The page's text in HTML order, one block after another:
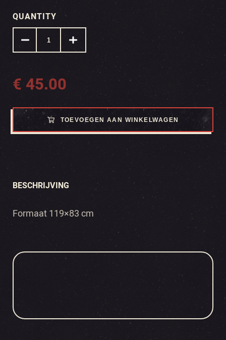
QUANTITY
€ 45.00
TOEVOEGEN AAN WINKELWAGEN
BESCHRIJVING
Formaat 119×83 cm